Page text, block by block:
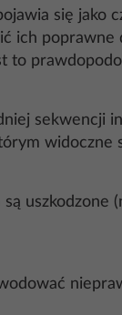
się jako
ich poprawne
to
sekwencji
widoczne
uszkodzone